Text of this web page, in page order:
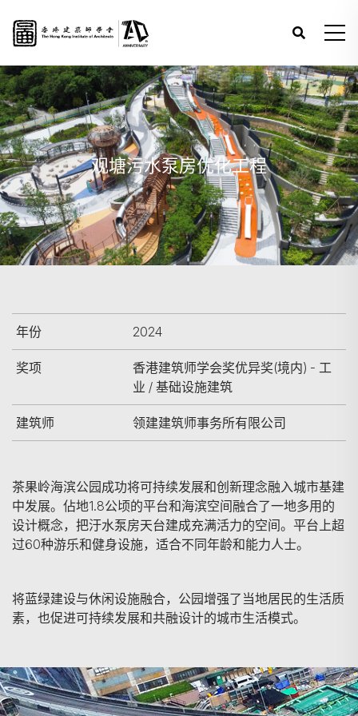
观塘污水泵房优化工程
年份 2024
奖项
香港建筑师学会奖优异奖(境内) - 工
业 / 基础设施建筑
建筑师 领建建筑师事务所有限公司
茶果岭海滨公园成功将可持续发展和创新理念融入城市基建
中发展。佔地1.8公顷的平台和海滨空间融合了一地多用的
设计概念，把汙水泵房天台建成充满活力的空间。平台上超
过60种游乐和健身设施，适合不同年龄和能力人士。
将蓝绿建设与休闲设施融合，公园增强了当地居民的生活质
素，也促进可持续发展和共融设计的城市生活模式。